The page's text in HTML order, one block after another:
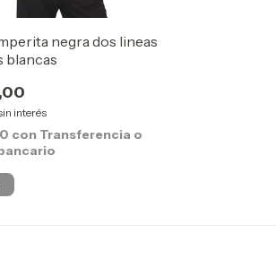
negra dos lineas
blancas
interés
con Transferencia o